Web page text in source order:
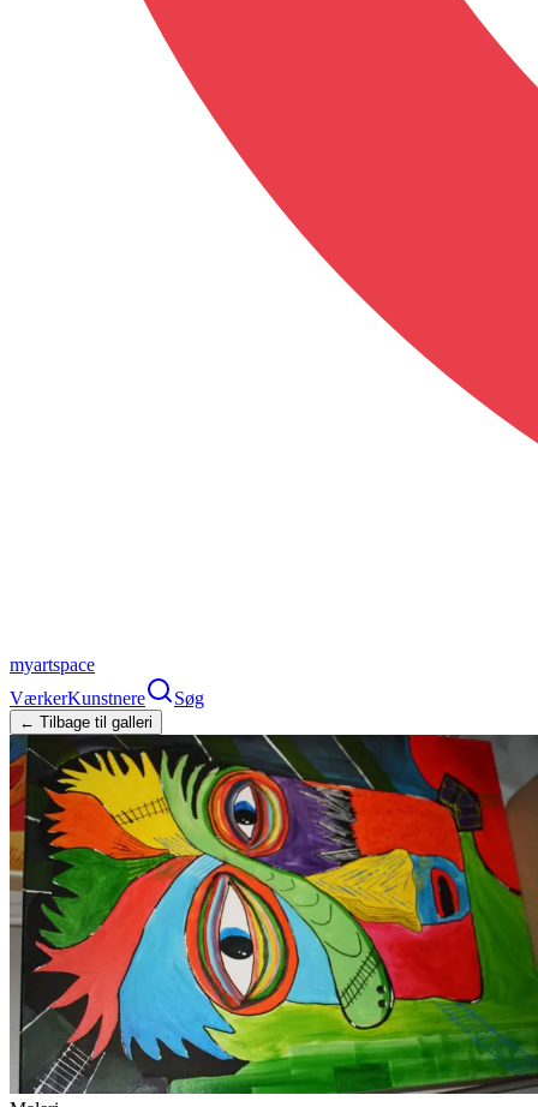
myartspace
VærkerKunstnere Søg
← Tilbage til galleri